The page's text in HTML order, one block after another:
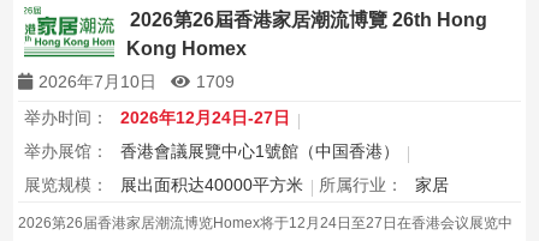
坛，为展商与买家创造高效的跨境商贸与合作机…
2026第26屆香港家居潮流博覽 26th Hong
Kong Homex
2026年7月10日
1709
举办时间：
2026年12月24日-27日
举办展馆：
香港會議展覽中心1號館（中国香港）
展览规模：
展出面积达40000平方米 所属行业： 家居
2026第26届香港家居潮流博览Homex将于12月24日至27日在香港会议展览中